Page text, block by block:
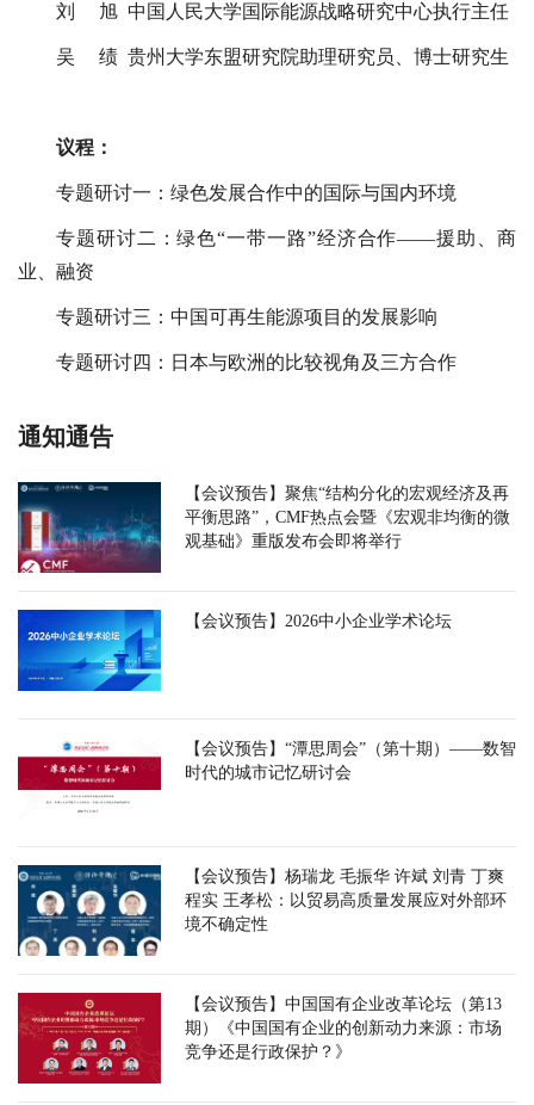
刘 旭 中国人民大学国际能源战略研究中心执行主任
吴 绩 贵州大学东盟研究院助理研究员、博士研究生
议程：
专题研讨一：绿色发展合作中的国际与国内环境
专题研讨二：绿色“一带一路”经济合作——援助、商
业、融资
专题研讨三：中国可再生能源项目的发展影响
专题研讨四：日本与欧洲的比较视角及三方合作
通知通告
【会议预告】聚焦“结构分化的宏观经济及再
平衡思路”，CMF热点会暨《宏观非均衡的微
观基础》重版发布会即将举行
【会议预告】2026中小企业学术论坛
【会议预告】“潭思周会”（第十期）——数智
时代的城市记忆研讨会
【会议预告】杨瑞龙 毛振华 许斌 刘青 丁爽
程实 王孝松：以贸易高质量发展应对外部环
境不确定性
【会议预告】中国国有企业改革论坛（第13
期）《中国国有企业的创新动力来源：市场
竞争还是行政保护？》